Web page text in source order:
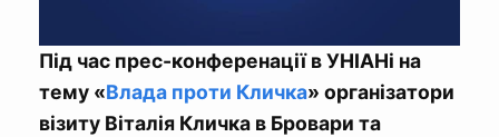
Під час прес-конференації в УНІАНі на
тему «Влада проти Кличка» організатори
візиту Віталія Кличка в Бровари та